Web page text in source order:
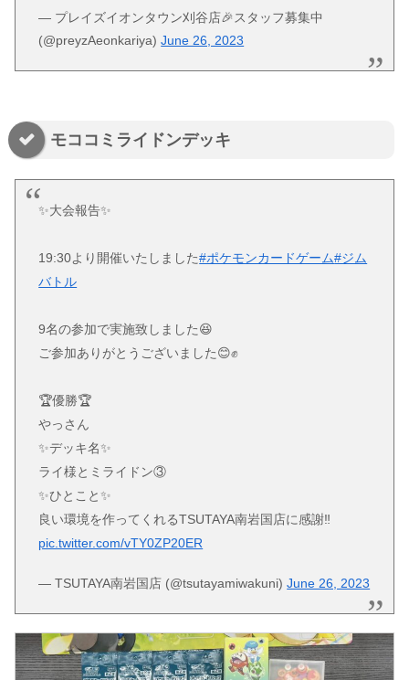
— プレイズイオンタウン刈谷店🎉スタッフ募集中
(@preyzAeonkariya)June 26, 2023
モココミライドンデッキ
✨大会報告✨
19:30より開催いたしました#ポケモンカードゲーム#ジム
バトル
9名の参加で実施致しました😆
ご参加ありがとうございました😊✊
🏆優勝🏆
やっさん
✨デッキ名✨
ライ様とミライドン③
✨ひとこと✨
良い環境を作ってくれるTSUTAYA南岩国店に感謝‼️
pic.twitter.com/vTY0ZP20ER
— TSUTAYA南岩国店 (@tsutayamiwakuni)June 26, 2023